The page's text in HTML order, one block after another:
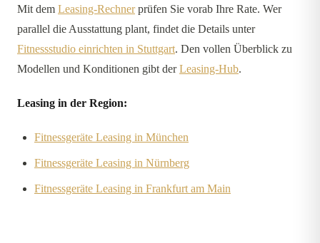
Mit dem Leasing-Rechnerprüfen Sie vorab Ihre Rate. Wer
parallel die Ausstattung plant, findet die Details unter
Fitnessstudio einrichten in Stuttgart. Den vollen Überblick zu
Modellen und Konditionen gibt derLeasing-Hub.
Leasing in der Region:
Fitnessgeräte Leasing in München
Fitnessgeräte Leasing in Nürnberg
Fitnessgeräte Leasing in Frankfurt am Main